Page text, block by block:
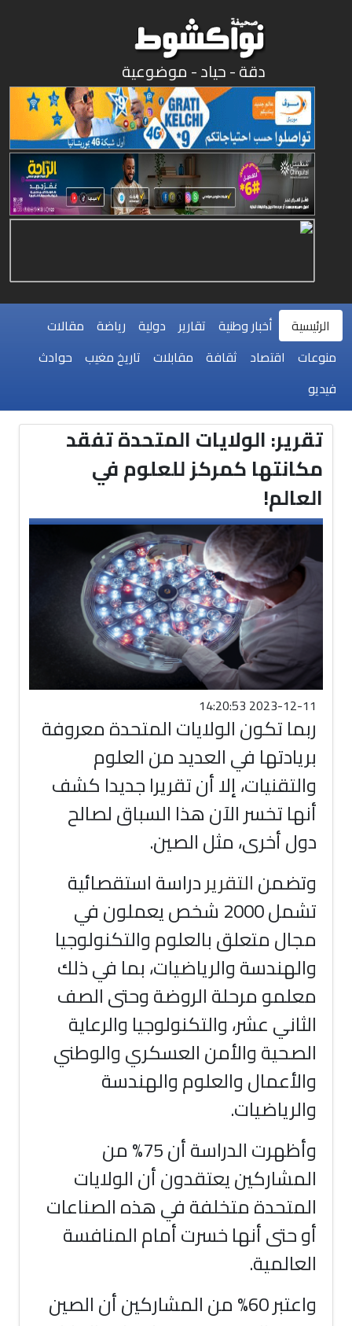
دقة - حياد - موضوعية
الرئيسية أخبار وطنية تقارير دولية رياضة مقالات
منوعات اقتصاد ثقافة مقابلات تاريخ مغيب حوادث
فيديو
تقرير: الولايات المتحدة تفقد
مكانتها كمركز للعلوم في
العالم!
2023-12-11 14:20:53
ربما تكون الولايات المتحدة معروفة
بريادتها في العديد من العلوم
والتقنيات، إلا أن تقريرا جديدا كشف
أنها تخسر الآن هذا السباق لصالح
دول أخرى، مثل الصين.
وتضمنالتقريردراسة استقصائية
تشمل 2000 شخص يعملون في
مجال متعلق بالعلوم والتكنولوجيا
والهندسة والرياضيات، بما في ذلك
معلمو مرحلة الروضة وحتى الصف
الثاني عشر، والتكنولوجيا والرعاية
الصحية والأمن العسكري والوطني
والأعمال والعلوم والهندسة
والرياضيات.
وأظهرت الدراسة أن 75% من
المشاركين يعتقدون أن الولايات
المتحدة متخلفة في هذه الصناعات
أو حتى أنها خسرت أمام المنافسة
العالمية.
واعتبر 60% من المشاركين أن الصين